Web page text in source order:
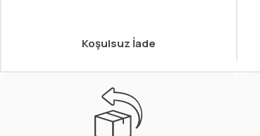
Koşulsuz İade